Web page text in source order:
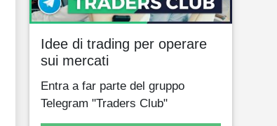
Idee di trading per operare
sui mercati
Entra a far parte del gruppo
Telegram "Traders Club"